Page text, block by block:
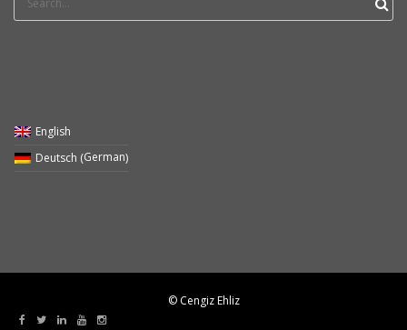
for:
English
Deutsch (German)
© Cengiz Ehliz